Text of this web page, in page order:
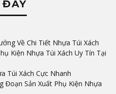
Về Chi Tiết Nhựa Túi Xách
Kiện Nhựa Túi Xách Uy Tín Tại
Túi Xách Cực Nhanh
Đoạn Sản Xuất Phụ Kiện Nhựa